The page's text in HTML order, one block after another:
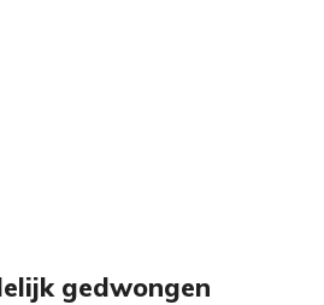
gedwongen